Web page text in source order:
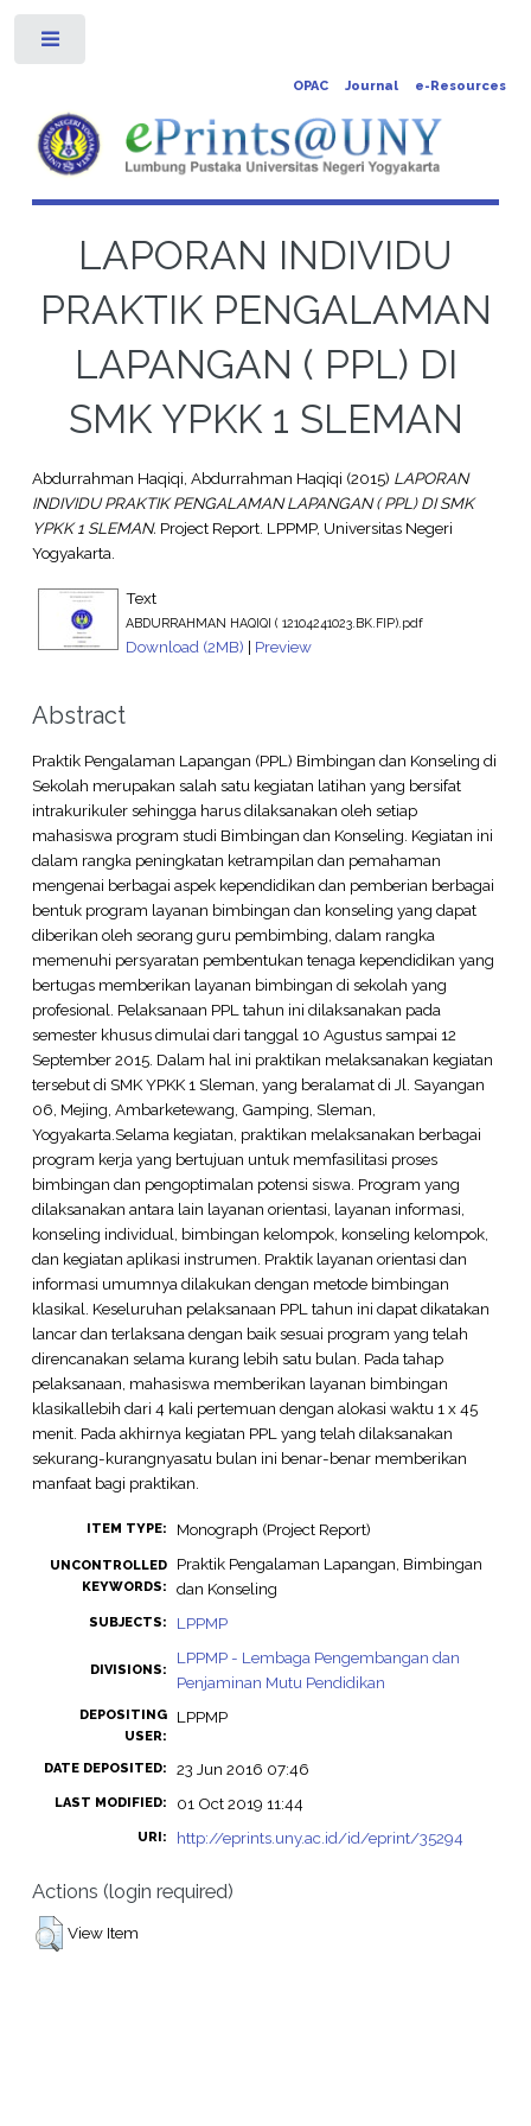
OPAC Journal e-Resources
LAPORAN INDIVIDU
PRAKTIK PENGALAMAN
LAPANGAN ( PPL) DI
SMK YPKK 1 SLEMAN
Abdurrahman Haqiqi, Abdurrahman Haqiqi (2015) LAPORAN
INDIVIDU PRAKTIK PENGALAMAN LAPANGAN ( PPL) DI SMK
YPKK 1 SLEMAN. Project Report. LPPMP, Universitas Negeri
Yogyakarta.
Text
ABDURRAHMAN HAQIQI ( 12104241023.BK.FIP).pdf
Download (2MB) | Preview
Abstract
Praktik Pengalaman Lapangan (PPL) Bimbingan dan Konseling di
Sekolah merupakan salah satu kegiatan latihan yang bersifat
intrakurikuler sehingga harus dilaksanakan oleh setiap
mahasiswa program studi Bimbingan dan Konseling. Kegiatan ini
dalam rangka peningkatan ketrampilan dan pemahaman
mengenai berbagai aspek kependidikan dan pemberian berbagai
bentuk program layanan bimbingan dan konseling yang dapat
diberikan oleh seorang guru pembimbing, dalam rangka
memenuhi persyaratan pembentukan tenaga kependidikan yang
bertugas memberikan layanan bimbingan di sekolah yang
profesional. Pelaksanaan PPL tahun ini dilaksanakan pada
semester khusus dimulai dari tanggal 10 Agustus sampai 12
September 2015. Dalam hal ini praktikan melaksanakan kegiatan
tersebut di SMK YPKK 1 Sleman, yang beralamat di Jl. Sayangan
06, Mejing, Ambarketewang, Gamping, Sleman,
Yogyakarta.Selama kegiatan, praktikan melaksanakan berbagai
program kerja yang bertujuan untuk memfasilitasi proses
bimbingan dan pengoptimalan potensi siswa. Program yang
dilaksanakan antara lain layanan orientasi, layanan informasi,
konseling individual, bimbingan kelompok, konseling kelompok,
dan kegiatan aplikasi instrumen. Praktik layanan orientasi dan
informasi umumnya dilakukan dengan metode bimbingan
klasikal. Keseluruhan pelaksanaan PPL tahun ini dapat dikatakan
lancar dan terlaksana dengan baik sesuai program yang telah
direncanakan selama kurang lebih satu bulan. Pada tahap
pelaksanaan, mahasiswa memberikan layanan bimbingan
klasikallebih dari 4 kali pertemuan dengan alokasi waktu 1 x 45
menit. Pada akhirnya kegiatan PPL yang telah dilaksanakan
sekurang-kurangnyasatu bulan ini benar-benar memberikan
manfaat bagi praktikan.
ITEM TYPE: Monograph (Project Report)
UNCONTROLLED
KEYWORDS:
Praktik Pengalaman Lapangan, Bimbingan
dan Konseling
SUBJECTS: LPPMP
DIVISIONS:
LPPMP - Lembaga Pengembangan dan
Penjaminan Mutu Pendidikan
DEPOSITING
USER:
LPPMP
DATE DEPOSITED: 23 Jun 2016 07:46
LAST MODIFIED: 01 Oct 2019 11:44
URI: http://eprints.uny.ac.id/id/eprint/35294
Actions (login required)
View Item